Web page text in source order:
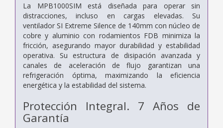
La MPB1000SIM está diseñada para operar sin
distracciones, incluso en cargas elevadas. Su
ventilador SI Extreme Silence de 140mm con núcleo de
cobre y aluminio con rodamientos FDB minimiza la
fricción, asegurando mayor durabilidad y estabilidad
operativa. Su estructura de disipación avanzada y
canales de aceleración de flujo garantizan una
refrigeración óptima, maximizando la eficiencia
energética y la estabilidad del sistema.
Protección Integral. 7 Años de
Garantía